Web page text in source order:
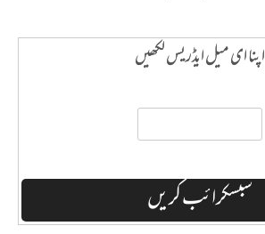
اپنا ای میل ایڈریس لکھیں